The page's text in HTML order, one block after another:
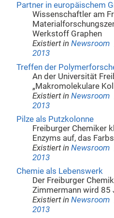
Partner in europäischem
Wissenschaftler am
Werkstoff Graphen
Existiert in Newsroom
2013
Treffen der
An der Universität
„Makromolekulare
Existiert in Newsroom
2013
Pilze als Putzkolonne
Freiburger Chemiker
Enzyms auf, das
Existiert in Newsroom
2013
Chemie als Lebenswerk
Der Freiburger
Zimmermann wird 85
Existiert in Newsroom
2013